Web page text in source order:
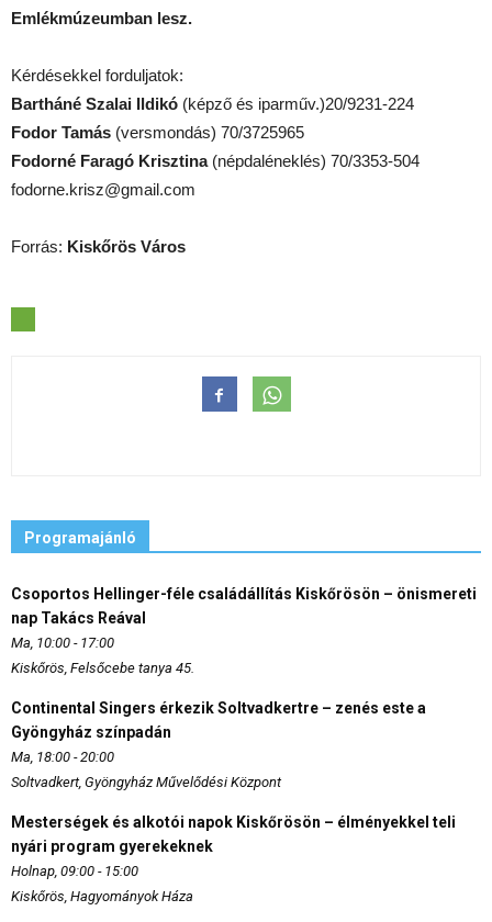
Emlékmúzeumban lesz.
Kérdésekkel forduljatok:
Bartháné Szalai Ildikó (képző és iparműv.)20/9231-224
Fodor Tamás (versmondás) 70/3725965
Fodorné Faragó Krisztina(népdaléneklés) 70/3353-504
fodorne.krisz@gmail.com
Forrás: Kiskőrös Város
Programajánló
Csoportos Hellinger-féle családállítás Kiskőrösön – önismereti
nap Takács Reával
Ma, 10:00 - 17:00
Kiskőrös, Felsőcebe tanya 45.
Continental Singers érkezik Soltvadkertre – zenés este a
Gyöngyház színpadán
Ma, 18:00 - 20:00
Soltvadkert, Gyöngyház Művelődési Központ
Mesterségek és alkotói napok Kiskőrösön – élményekkel teli
nyári program gyerekeknek
Holnap, 09:00 - 15:00
Kiskőrös, Hagyományok Háza